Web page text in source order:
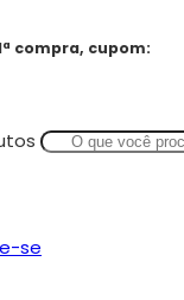
compra, cupom:
se